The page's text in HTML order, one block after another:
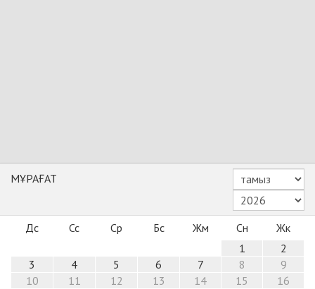
МҰРАҒАТ
Дс Сс Ср Бс Жм Сн
Жк
1
2
3
4 5 6 7 8
9
10
11 12 13 14 15
16